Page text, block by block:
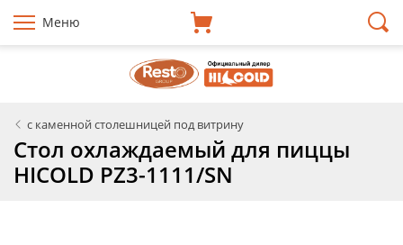
Меню
с каменной столешницей под витрину
Стол охлаждаемый для пиццы
HICOLD PZ3-1111/SN